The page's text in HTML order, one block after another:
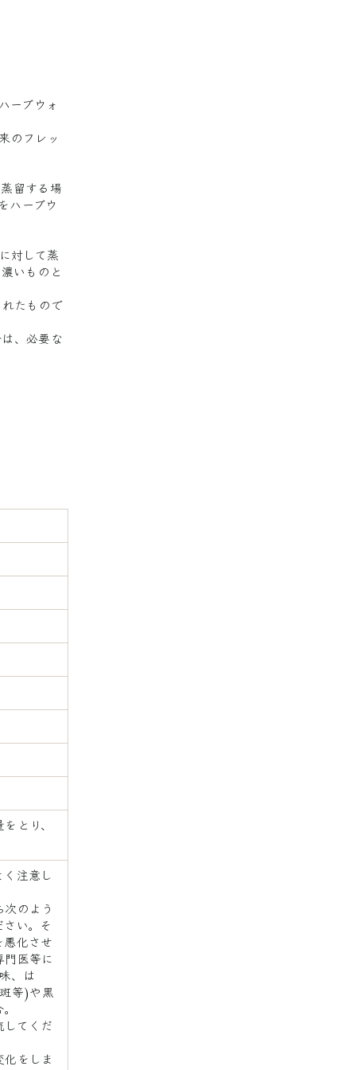
ーブウォ
のフレッ
留する場
ハーブウ
対して蒸
いものと
たもので
、必要な
とり、
注意し
のよう
い。そ
化させ
医等に
、は
等)や黒
てくだ
をしま